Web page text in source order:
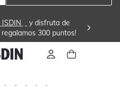
ISDIN
y disfruta de
regalamos 300 puntos!